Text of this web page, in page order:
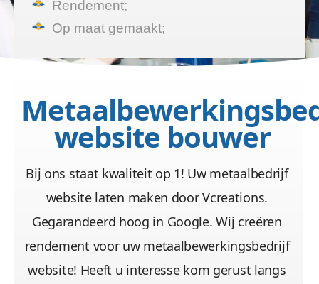
Rendement;
Op maat gemaakt;
website bouwer
Bij ons staat kwaliteit op 1! Uw metaalbedrijf
website laten maken door Vcreations.
Gegarandeerd hoog in Google. Wij creëren
rendement voor uw metaalbewerkingsbedrijf
website! Heeft u interesse kom gerust langs